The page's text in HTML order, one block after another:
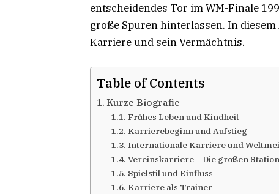
entscheidendes Tor im WM-Finale
große Spuren hinterlassen. In
Karriere und sein Vermächtnis.
Table of Contents
Kurze Biografie
Frühes Leben und Kindheit
Karrierebeginn und Aufstieg
Internationale Karriere und
Vereinskarriere – Die großen
Spielstil und Einfluss
Karriere als Trainer